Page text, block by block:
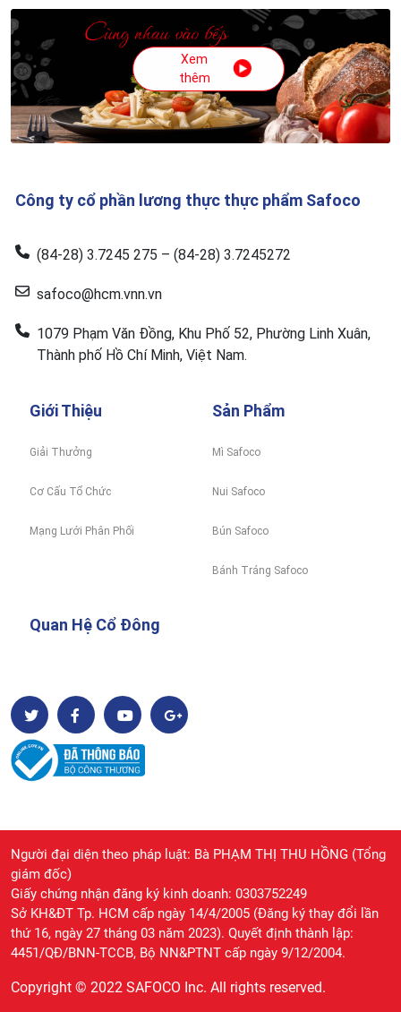
Xem
thêm
Công ty cổ phần lương thực thực phẩm Safoco
(84-28) 3.7245 275 – (84-28) 3.7245272
safoco@hcm.vnn.vn
1079 Phạm Văn Đồng, Khu Phố 52, Phường Linh Xuân,
Thành phố Hồ Chí Minh, Việt Nam.
Giới Thiệu
Giải Thưởng
Cơ Cấu Tổ Chức
Mạng Lưới Phân Phối
Sản Phẩm
Mì Safoco
Nui Safoco
Bún Safoco
Bánh Tráng Safoco
Quan Hệ Cổ Đông
Copyright © 2022 SAFOCO Inc. All rights reserved.
Người đại diện theo pháp luật: Bà PHẠM THỊ THU HỒNG (Tổng
giám đốc)
Giấy chứng nhận đăng ký kinh doanh: 0303752249
Sở KH&ĐT Tp. HCM cấp ngày 14/4/2005 (Đăng ký thay đổi lần
thứ 16, ngày 27 tháng 03 năm 2023). Quyết định thành lập:
4451/QĐ/BNN-TCCB, Bộ NN&PTNT cấp ngày 9/12/2004.